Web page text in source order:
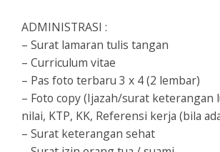
ADMINISTRASI :
– Surat lamaran tulis tangan
– Curriculum vitae
– Pas foto terbaru 3 x 4 (2 lembar)
– Foto copy (Ijazah/surat keterangan
nilai, KTP, KK, Referensi kerja (bila
– Surat keterangan sehat